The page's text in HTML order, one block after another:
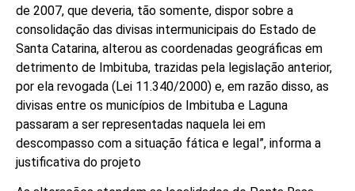
de 2007, que deveria, tão somente, dispor sobre a
consolidação das divisas intermunicipais do Estado de
Santa Catarina, alterou as coordenadas geográficas em
detrimento de Imbituba, trazidas pela legislação anterior,
por ela revogada (Lei 11.340/2000) e, em razão disso, as
divisas entre os municípios de Imbituba e Laguna
passaram a ser representadas naquela lei em
descompasso com a situação fática e legal”, informa a
justificativa do projeto